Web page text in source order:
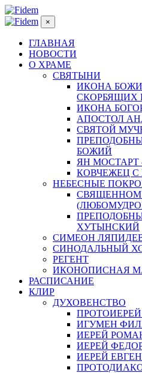
×
ГЛАВНАЯ
НОВОСТИ
О ХРАМЕ
СВЯТЫНИ
ИКОНА
СКОРБЯЩИХ
ИКОНА
АПОСТОЛ
СВЯТОЙ
БОЖИЙ
ЯН МОСТАРТ
КОВЧЕЖЕЦ
НЕБЕСНЫЕ
ХУТЫНСКИЙ
СИМЕОН
СИНОДАЛЬНЫЙ
РЕГЕНТ
ИКОНОПИСНАЯ
РАСПИСАНИЕ
КЛИР
ДУХОВЕНСТВО
ИГУМЕН
ИЕРЕЙ
ИЕРЕЙ
ИЕРЕЙ